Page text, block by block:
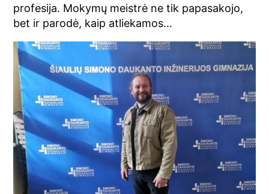
profesija. Mokymų meistrė ne tik papasakojo,
bet ir parodė, kaip atliekamos…